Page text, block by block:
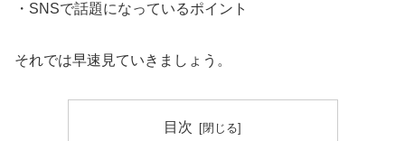
・SNSで話題になっているポイント
それでは早速見ていきましょう。
目次